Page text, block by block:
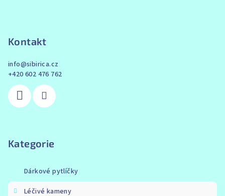
Kontakt
info@sibirica.cz
+420 602 476 762
Kategorie
Dárkové pytlíčky
Léčivé kameny